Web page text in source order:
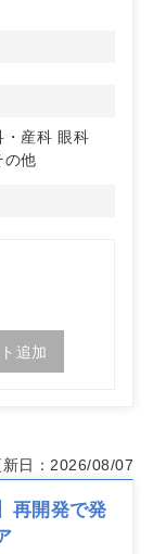
備や導線計画
・産科 眼科
の他
追加
新日：2026/08/07
再開発で発